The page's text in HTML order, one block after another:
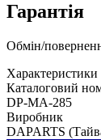
Гарантія
Обмін/
Характеристики
Каталоговий
DP-MA-285
Виробник
DAPARTS